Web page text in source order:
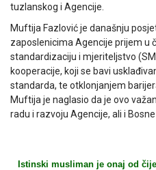
tuzlanskog i Agencije.
Muftija Fazlović je današnju
zaposlenicima Agencije prijem u
standardizaciju i mjeriteljstvo
kooperacije, koji se bavi
standarda, te otklonjanjem
Muftija je naglasio da je ovo
radu i razvoju Agencije, ali i
Istinski musliman je onaj od